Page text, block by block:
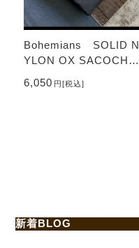
Bohemians SOLID N
YLON OX SACOCHE
6,050 円[税込]
新着BLOG